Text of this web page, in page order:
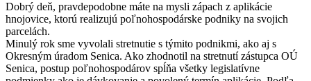
Dobrý deň, pravdepodobne máte na mysli zápach z aplikácie
hnojovice, ktorú realizujú poľnohospodárske podniky na svojich
parcelách.
Minulý rok sme vyvolali stretnutie s týmito podnikmi, ako aj s
Okresným úradom Senica. Ako zhodnotil na stretnutí zástupca OÚ
Senica, postup poľnohospodárov spĺňa všetky legislatívne